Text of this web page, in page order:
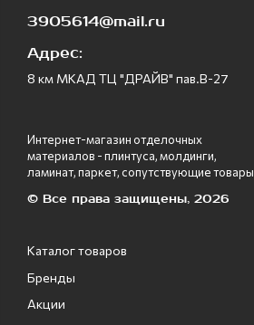
3905614@mail.ru
Адрес:
8 км МКАД ТЦ "ДРАЙВ" пав.В-27
Интернет-магазин отделочных
материалов - плинтуса, молдинги,
ламинат, паркет, сопутствующие товары
© Все права защищены, 2026
Каталог товаров
Бренды
Акции